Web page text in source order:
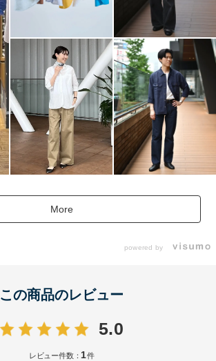
More
powered by
この商品のレビュー
5.0
レビュー件数： 1件